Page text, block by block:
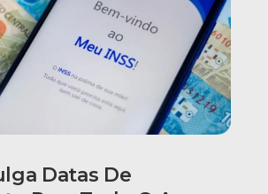
Datas De